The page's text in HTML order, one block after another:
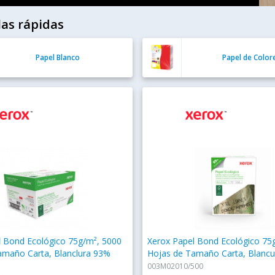
rápidas
Papel Blanco Papel de
Bond Ecológico 75g/m², 5000
Carta, Blanclura 93%
Xerox Papel Bond Ecológico
Hojas de Tamaño Carta,
003M02010/500